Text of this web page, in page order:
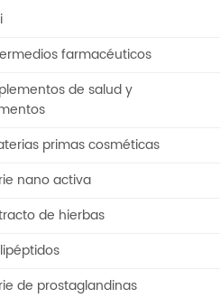
farmacéuticos
de salud y
primas cosméticas
nano activa
de hierbas
de prostaglandinas